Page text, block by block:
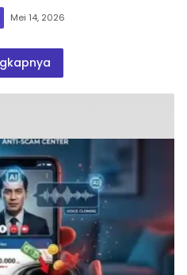
Mei 14, 2026